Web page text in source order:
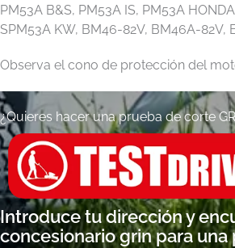
PM53A B&S, PM53A IS, PM53A
SPM53A KW, BM46-82V, BM46A-82V,
Observa el cono de protección del
¿Quieres hacer una prueba de corte
Introduce tu dirección y
concesionario grin para